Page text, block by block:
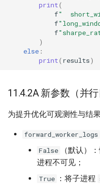
print(
f"
f
f
)
else :
print( results)
11.4.2A 新参数（并
为提升优化可观测性与结
forward_worker_logs
False
（默认）
进程不可见；
True ：将子进程